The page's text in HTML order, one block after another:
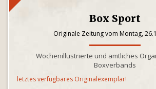
Box Sport
Originale Zeitung vom Montag,
Wochenillustrierte und amtliches
Boxverbands
letztes verfügbares Originalexemplar!